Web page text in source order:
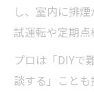
し、室内に排
試運転や定期点
プロは「DIYで
談する」こと